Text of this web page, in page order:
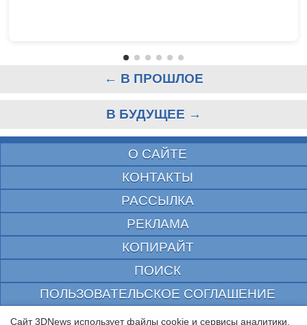
← В ПРОШЛОЕ
В БУДУЩЕЕ →
О САЙТЕ
КОНТАКТЫ
РАССЫЛКА
РЕКЛАМА
КОПИРАЙТ
ПОИСК
ПОЛЬЗОВАТЕЛЬСКОЕ СОГЛАШЕНИЕ
ЗАЩИЩЕНО CURATOR
Сайт 3DNews использует файлы cookie и сервисы аналитики.